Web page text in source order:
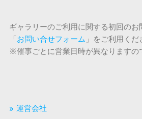
ギャラリーのご利用に関する初回のお
「お問い合せフォーム 」をご利用くだ
※催事ごとに営業日時が異なりますの
運営会社